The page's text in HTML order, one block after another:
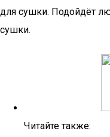
для сушки. Подойдёт
сушки.
Читайте также: